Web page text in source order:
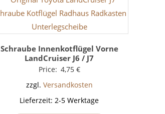
Schraube Innenkotflügel Vorne
LandCruiser J6 / J7
Price: 4,75 €
zzgl. Versandkosten
Lieferzeit:2-5 Werktage